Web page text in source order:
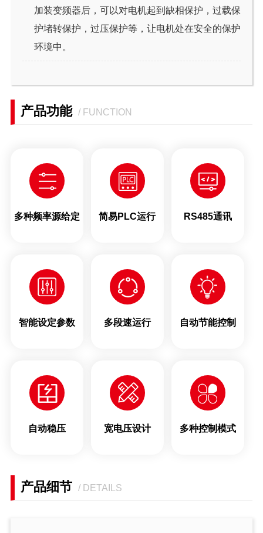
加装变频器后，可以对电机起到缺相保护，过载保
护堵转保护，过压保护等，让电机处在安全的保护
环境中。
产品功能 / FUNCTION
多种频率源给定 简易PLC运行 RS485通讯
智能设定参数 多段速运行 自动节能控制
自动稳压 宽电压设计 多种控制模式
产品细节 / DETAILS